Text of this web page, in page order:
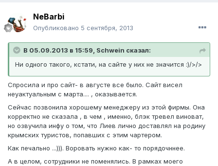
NeBarbi
Опубликовано 5 сентября, 2013
В 05.09.2013 в 15:59, Schwein сказал:
Ни одного такого, кстати, на сайте у них не значится :)/>/>
Спросила и про сайт- в августе все было. Сайт висел
неуактуальным с марта.... , оказывается.
Сейчас позвонила хорошему менеджеру из этой фирмы. Она
корректно не сказала , в чем , именно, блэк тревел виноват,
но озвучила инфу о том, что Лиев лично доставлял на родину
крымских туристов, попавших с этим чартером.
Как печально ...))). Воровать нужно как- то порядочннее.
А в целом, сотрудники не поменялись. В рамках моего